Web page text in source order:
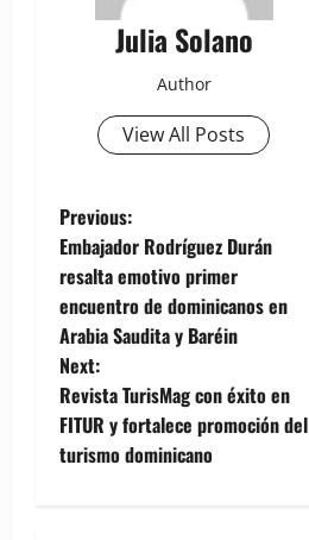
Julia Solano
Author
View All Posts
P
o
s
t
n
a
Previous:
Embajador Rodríguez Durán
resalta emotivo primer
encuentro de dominicanos en
Arabia Saudita y Baréin
Next:
Revista TurisMag con éxito en
FITUR y fortalece promoción del
turismo dominicano